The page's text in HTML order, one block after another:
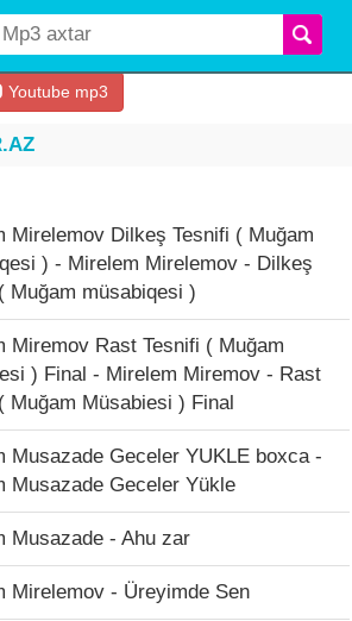
Youtube mp3
Mirelemov Dilkeş Tesnifi ( Muğam
) - Mirelem Mirelemov - Dilkeş
Muğam müsabiqesi )
Miremov Rast Tesnifi ( Muğam
) Final - Mirelem Miremov - Rast
Muğam Müsabiesi ) Final
Musazade Geceler YUKLE boxca -
Musazade Geceler Yükle
Musazade - Ahu zar
Mirelemov - Üreyimde Sen